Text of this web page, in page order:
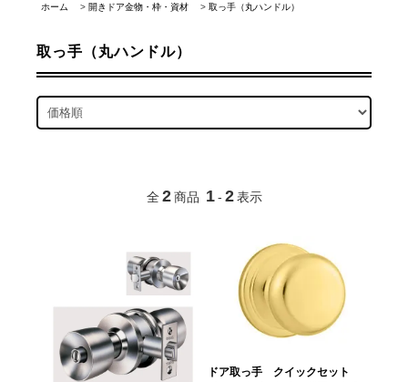
ホーム > 開きドア金物・枠・資材 > 取っ手（丸ハンドル）
取っ手（丸ハンドル）
全 2 商品 1 - 2 表示
ドア取っ手 クイックセット